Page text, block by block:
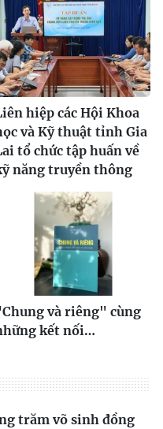
hiệp các Hội Khoa
và Kỹ thuật tỉnh Gia
tổ chức tập huấn về
năng truyền thông
và riêng" cùng
kết nối…
trăm võ sinh đồng